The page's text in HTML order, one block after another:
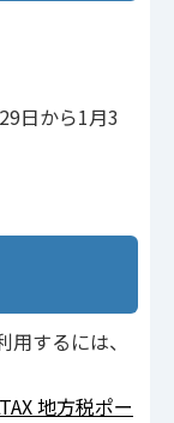
日から1月3
するには、
地方税ポー